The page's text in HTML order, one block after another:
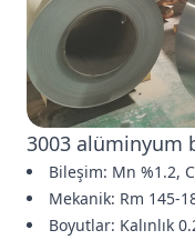
3003 alüminyum
Bileşim: Mn %1.2,
Mekanik: Rm 145-
Boyutlar: Kalınlık